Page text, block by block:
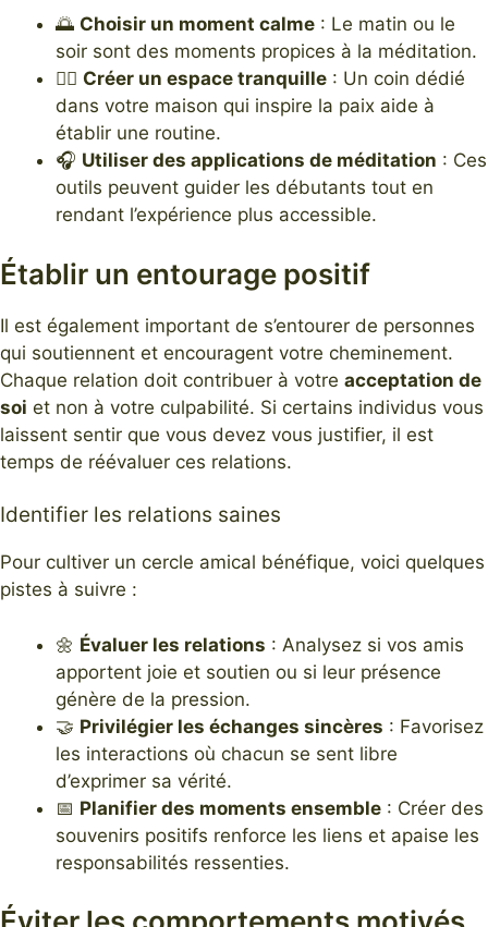
🌅 Choisir un moment calme : Le matin ou le
soir sont des moments propices à la méditation.
🧘‍♀️ Créer un espace tranquille : Un coin dédié
dans votre maison qui inspire la paix aide à
établir une routine.
🎧 Utiliser des applications de méditation : Ces
outils peuvent guider les débutants tout en
rendant l’expérience plus accessible.
Établir un entourage positif
Il est également important de s’entourer de personnes
qui soutiennent et encouragent votre cheminement.
Chaque relation doit contribuer à votre acceptation de
soi et non à votre culpabilité. Si certains individus vous
laissent sentir que vous devez vous justifier, il est
temps de réévaluer ces relations.
Identifier les relations saines
Pour cultiver un cercle amical bénéfique, voici quelques
pistes à suivre :
🌼 Évaluer les relations : Analysez si vos amis
apportent joie et soutien ou si leur présence
génère de la pression.
🤝 Privilégier les échanges sincères : Favorisez
les interactions où chacun se sent libre
d’exprimer sa vérité.
📅 Planifier des moments ensemble : Créer des
souvenirs positifs renforce les liens et apaise les
responsabilités ressenties.